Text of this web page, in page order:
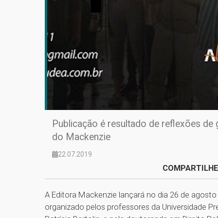
Publicação é resultado de reflexões
do Mackenzie
22.07.2019
A Editora Mackenzie lançará no dia 26 de
organizado pelos professores da Universidade